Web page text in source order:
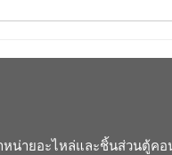
น่ายอะไหล่และชิ้นส่วนตู้คอ